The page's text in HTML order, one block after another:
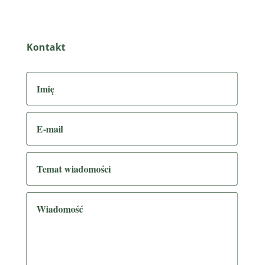
Kontakt